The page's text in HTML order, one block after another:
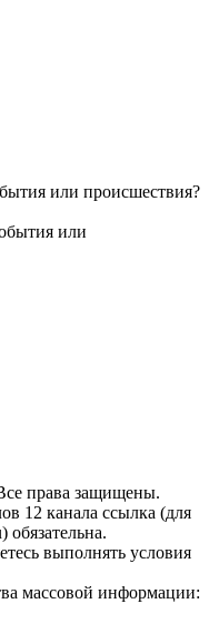
или происшествия?
или
права защищены.
12 канала ссылка (для
выполнять условия
массовой информации: